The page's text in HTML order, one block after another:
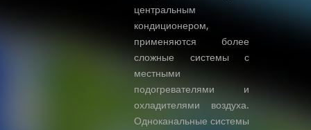
центральным
кондиционером,
применяются более
сложные системы с
местными
подогревателями и
охладителями воздуха.
Одноканальные системы